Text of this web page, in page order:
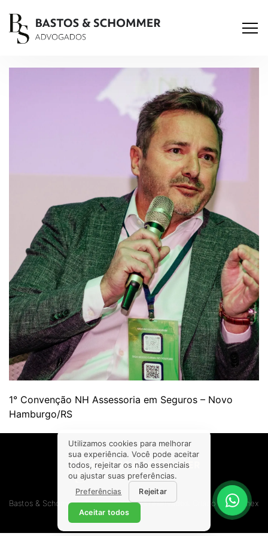
1° Convenção NH Assessoria em Seguros – Novo
Hamburgo/RS
Bastos & Schommer. Todos os direitos reservados. Criado por Brainex
Utilizamos cookies para melhorar
sua experiência. Você pode aceitar
todos, rejeitar os não essenciais
ou ajustar suas preferências.
Preferências Rejeitar
Aceitar todos